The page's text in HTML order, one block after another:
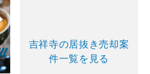
吉祥寺の居抜き売却案
件一覧を見る